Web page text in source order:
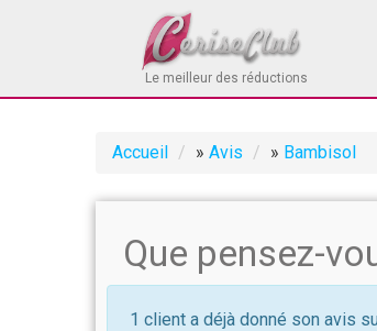
Le meilleur des réductions
Accueil » Avis » Bambisol
Que pensez-
1 client a déjà donné son avis